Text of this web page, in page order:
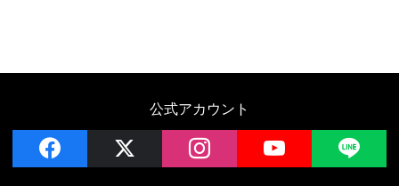
公式アカウント
facebook instagram YouTube